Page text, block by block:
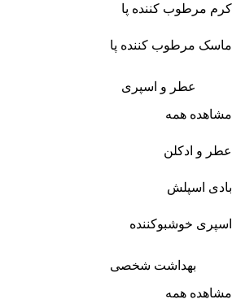
کرم مرطوب کننده پا
ماسک مرطوب کننده پا
عطر و اسپری
مشاهده همه
عطر و ادکلن
بادی اسپلش
اسپری خوشبوکننده
بهداشت شخصی
مشاهده همه